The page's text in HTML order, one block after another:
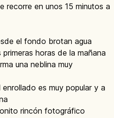
recorre en unos 15 minutos a
el fondo brotan agua
horas de la mañana
una neblina muy
enrollado es muy popular y a
rincón fotográfico